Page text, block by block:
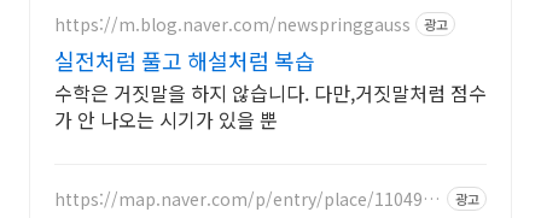
https://m.blog.naver.com/newspringgauss 광고
실전처럼 풀고 해설처럼 복습
수학은 거짓말을 하지 않습니다. 다만,거짓말처럼 점수
가 안 나오는 시기가 있을 뿐
https://map.naver.com/p/entry/place/1104923
광고